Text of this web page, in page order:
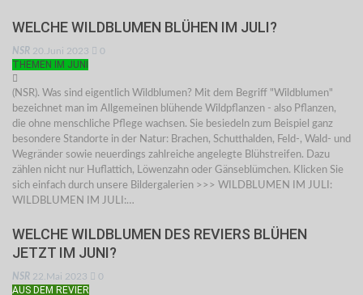
WELCHE WILDBLUMEN BLÜHEN IM JULI?
NSR 20.Juni 2023 0
THEMEN IM JUNI
(NSR). Was sind eigentlich Wildblumen? Mit dem Begriff "Wildblumen"
bezeichnet man im Allgemeinen blühende Wildpflanzen - also Pflanzen,
die ohne menschliche Pflege wachsen. Sie besiedeln zum Beispiel ganz
besondere Standorte in der Natur: Brachen, Schutthalden, Feld-, Wald- und
Wegränder sowie neuerdings zahlreiche angelegte Blühstreifen. Dazu
zählen nicht nur Huflattich, Löwenzahn oder Gänseblümchen. Klicken Sie
sich einfach durch unsere Bildergalerien >>> WILDBLUMEN IM JULI:
WILDBLUMEN IM JULI:…
WELCHE WILDBLUMEN DES REVIERS BLÜHEN
JETZT IM JUNI?
NSR 22.Mai 2023 0
AUS DEM REVIER